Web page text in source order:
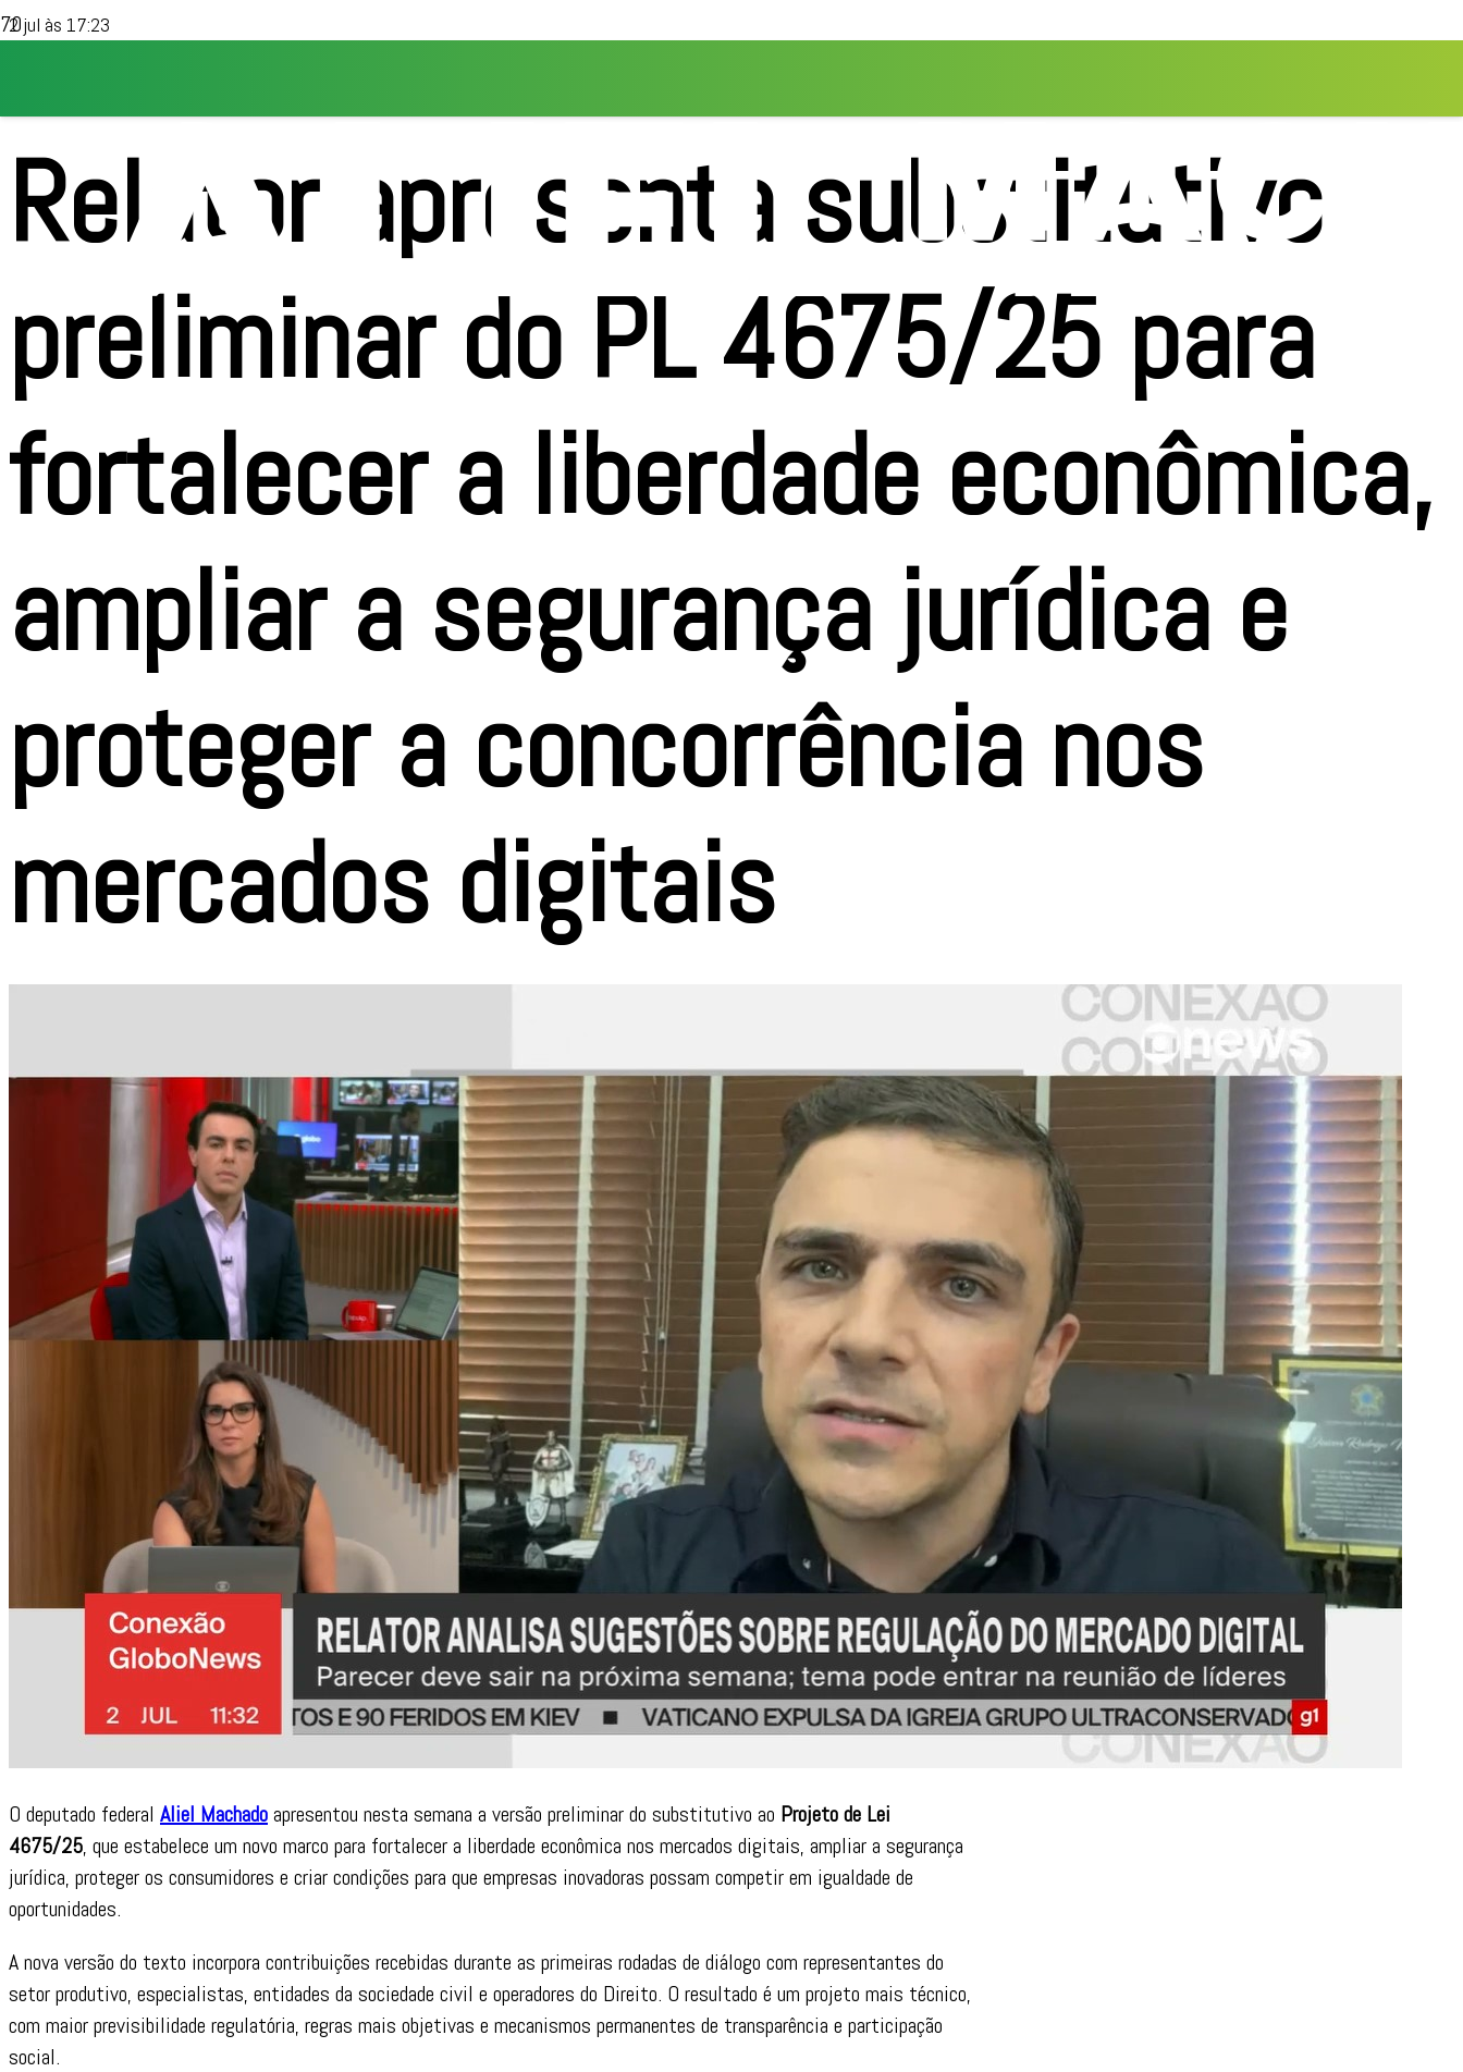
2 jul às 17:23
Relator apresenta substitutivo
preliminar do PL 4675/25 para
fortalecer a liberdade econômica,
ampliar a segurança jurídica e
proteger a concorrência nos
mercados digitais
O deputado federal Aliel Machadoapresentou nesta semana a versão preliminar do substitutivo ao Projeto de Lei
4675/25, que estabelece um novo marco para fortalecer a liberdade econômica nos mercados digitais, ampliar a segurança
jurídica, proteger os consumidores e criar condições para que empresas inovadoras possam competir em igualdade de
oportunidades.
A nova versão do texto incorpora contribuições recebidas durante as primeiras rodadas de diálogo com representantes do
setor produtivo, especialistas, entidades da sociedade civil e operadores do Direito. O resultado é um projeto mais técnico,
com maior previsibilidade regulatória, regras mais objetivas e mecanismos permanentes de transparência e participação
social.